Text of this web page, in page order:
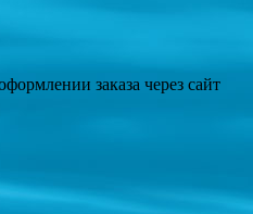
заказа через сайт